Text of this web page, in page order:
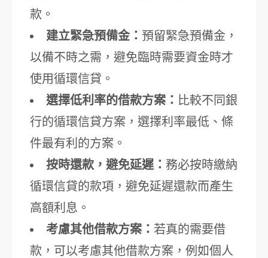
款。
建立緊急預備金： 預留緊急預備金，
以備不時之需，避免臨時需要資金時才
使用循環信貸。
選擇低利率的借款方案： 比較不同銀
行的循環信貸方案，選擇利率最低、條
件最有利的方案。
按時還款，避免延遲： 務必按時繳納
循環信貸的款項，避免延遲還款而產生
高額利息。
考慮其他借款方案： 若真的需要借
款，可以考慮其他借款方案，例如個人